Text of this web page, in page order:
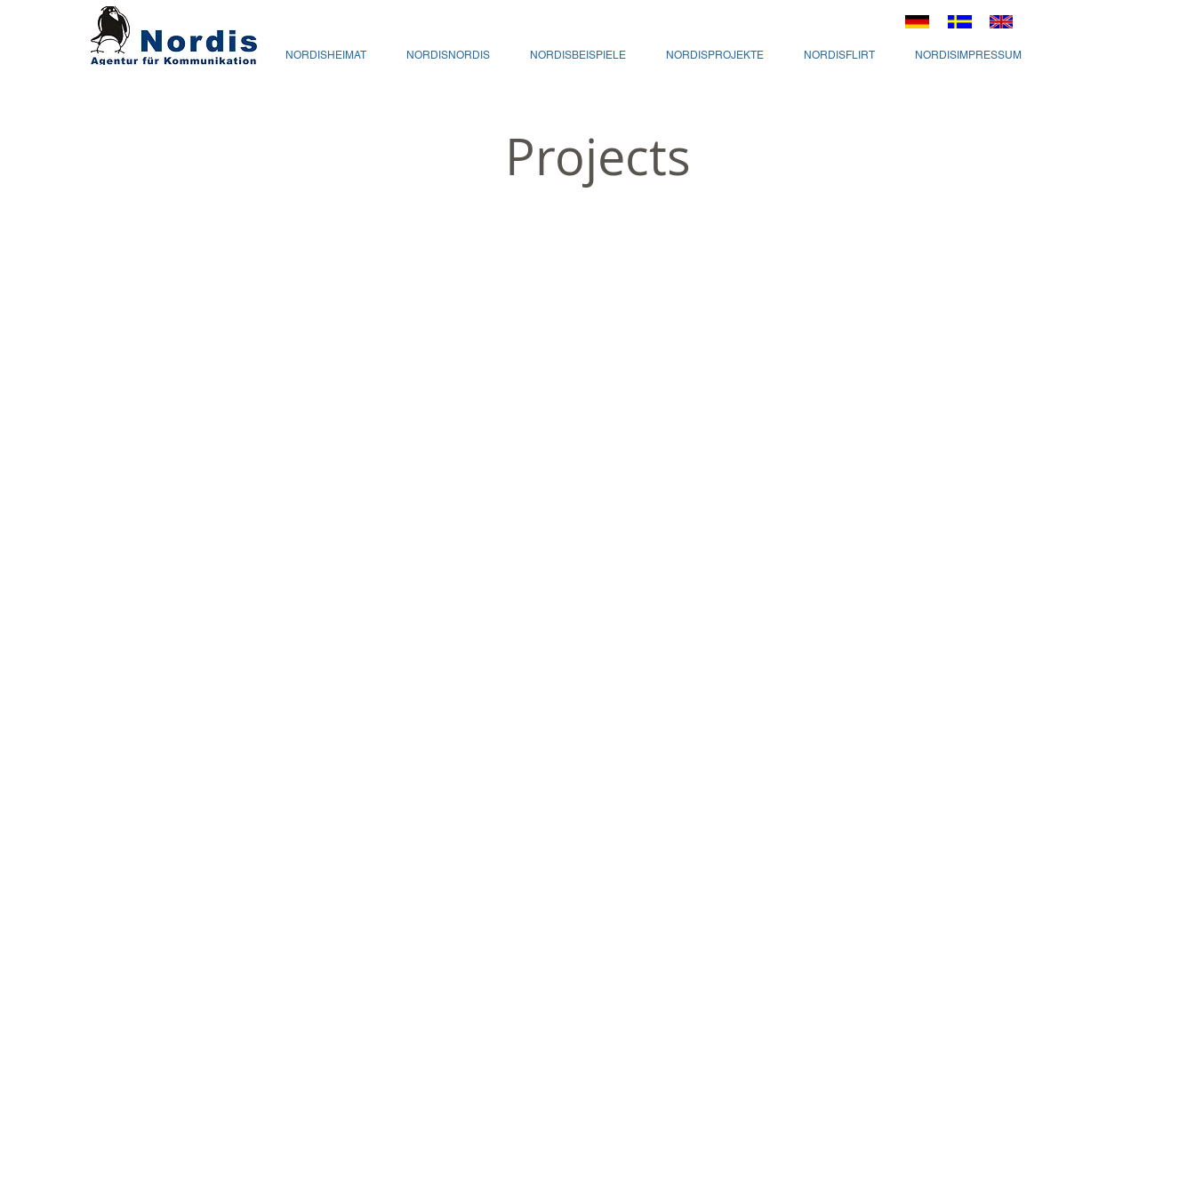
NORDISHEIMAT NORDISNORDIS NORDISBEISPIELE NORDISPROJEKTE NORDISFLIRT NORDISIMPRESSUM
Projects